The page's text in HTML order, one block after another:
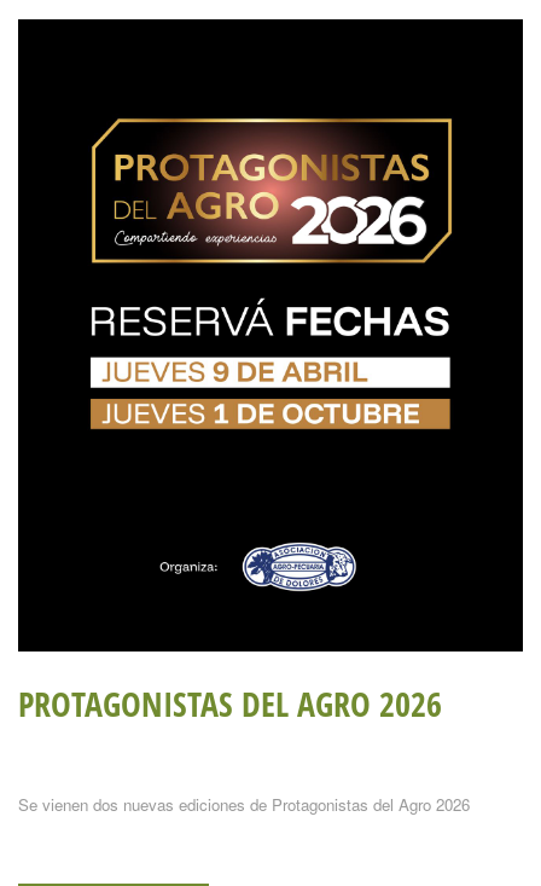
PROTAGONISTAS DEL AGRO 2026
Se vienen dos nuevas ediciones de Protagonistas del Agro 2026